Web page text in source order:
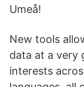
Umeå!
New tools
data at a very
interests